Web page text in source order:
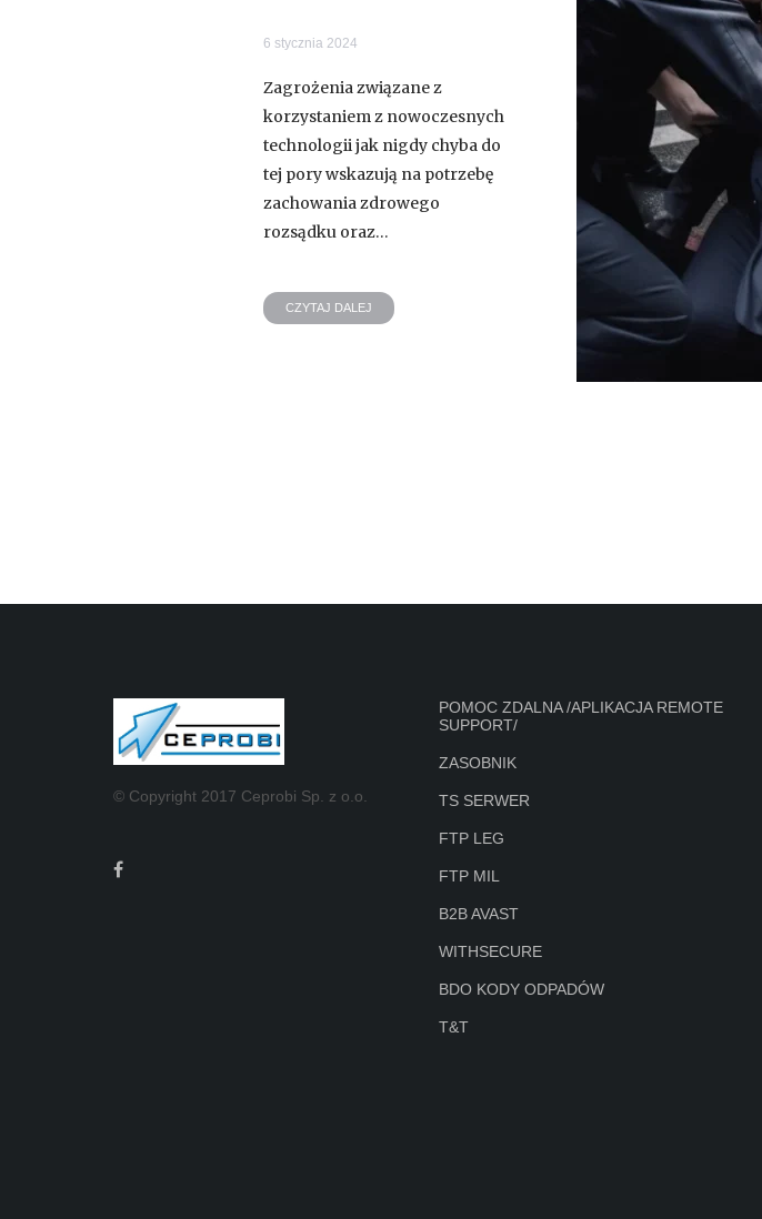
6 stycznia 2024
Zagrożenia związane z
korzystaniem z nowoczesnych
technologii jak nigdy chyba do
tej pory wskazują na potrzebę
zachowania zdrowego
rozsądku oraz…
CZYTAJ DALEJ
© Copyright 2017 Ceprobi Sp. z o.o.
POMOC ZDALNA /APLIKACJA REMOTE
SUPPORT/
ZASOBNIK
TS SERWER
FTP LEG
FTP MIL
B2B AVAST
WITHSECURE
BDO KODY ODPADÓW
T&T